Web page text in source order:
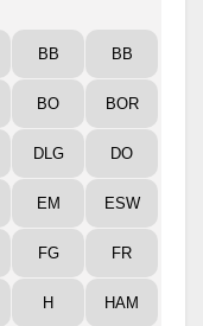
BB BB
BO BOR
DLG DO
EM ESW
FG FR
H HAM